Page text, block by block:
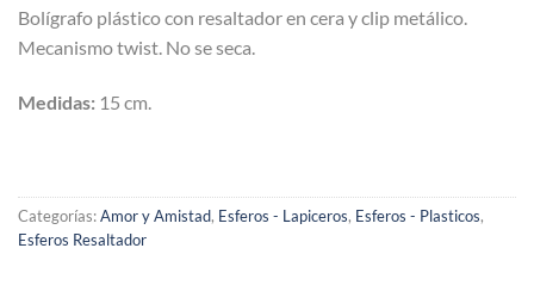
Bolígrafo plástico con resaltador en cera y clip metálico.
Mecanismo twist. No se seca.
Medidas: 15 cm.
Categorías:Amor y Amistad, Esferos - Lapiceros, Esferos - Plasticos,
Esferos Resaltador